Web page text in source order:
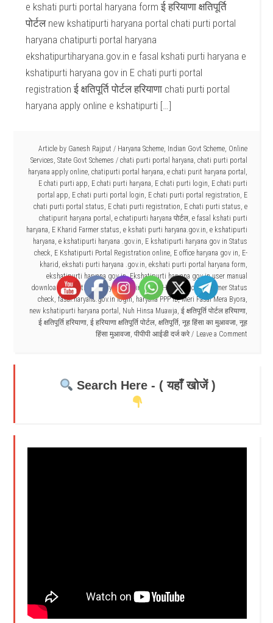
e kshati purti portal haryana form ई हरियाणा क्षतिपूर्ति
पोर्टल new kshatipurti haryana portal chati purti portal
haryana chatipurti portal haryana
ekshatipurtiharyana.gov.in e fasal kshati purti haryana e
kshatipurti haryana gov in E chati purti portal
registration ई क्षतिपूर्ति पोर्टल हरियाणा chati purti portal
haryana apply online e kshatipurti […]
Article by Ganesh Rajput / Haryana Scheme, Indian Govt Scheme, Online
Services, State Govt Schemes / chati purti portal haryana, chati purti portal
haryana apply online, chatipurti portal haryana, e chati purit haryana portal ,
E chati purti app, E chati purti haryana, E chati purti login, E chati purti
portal app, E chati purti portal login, E chati purti portal registration, E
chati purti portal status, E chati purti registration, E chati purti status, e
chatipurit haryana portal , e chatipurti haryana पोर्टल, e fasal kshati purti
haryana, E Kharid Farmer status, e kshati purti haryana.gov.in, e kshatipurti
haryana, e kshatipurti haryana .gov.in, E kshatipurti haryana gov in Status
check, E Kshatipurti Portal Registration online, E office haryana gov in, E-
kharid, ekshati purti haryana .gov.in, ekshati purti portal haryana form,
ekshatipurti haryana gov in,Ekshatipurti haryana gov in user manual
download ,ekshatipurtiharyana.gov.in ,Fasal Haryana gov In Farmer Status
check, fasal.haryana.gov.in login, haryana PPP ID,Meri Fasal Mera Byora,
new kshatipurti haryana portal , Nuh Hinsa Muawja, ई क्षतिपूर्ति पोर्टल हरियाणा,
ई क्षतिपूर्ति हरियाणा, ई हरियाणा क्षतिपूर्ति पोर्टल, क्षतिपूर्ति, नूह हिंसा का मुआवजा, नूह
हिंसा मुआवजा, पीपीपी आईडी दर्ज करे Leave a Comment
Search Here - ( यहाँ खोजें )